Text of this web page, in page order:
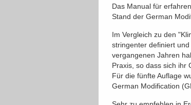
Das Manual für
Stand der German
Im Vergleich zu den
stringenter definiert
vergangenen Jahren
Praxis, so dass sich ihr
Für die fünfte Auflage
German Modification